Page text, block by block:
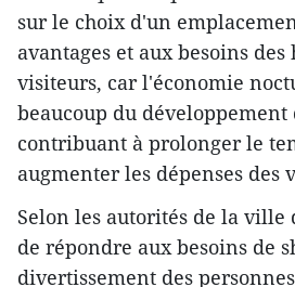
sur le choix d'un
avantages et aux besoins
visiteurs, car l'économie
beaucoup du développement
contribuant à prolonger le
augmenter les dépenses des
Selon les autorités de la ville
de répondre aux besoins de
divertissement des